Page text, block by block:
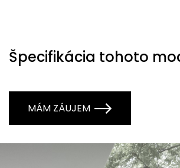
Špecifikácia tohoto
MÁM ZÁUJEM